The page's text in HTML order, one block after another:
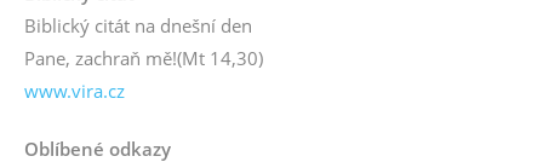
Biblický citát na dnešní den
Pane, zachraň mě!(Mt 14,30)
www.vira.cz
Oblíbené odkazy